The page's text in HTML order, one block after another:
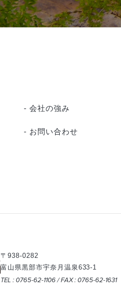
- 会社の強み
- お問い合わせ
〒938-0282
富山県黒部市宇奈月温泉633-1
TEL : 0765-62-1106 / FAX : 0765-62-1631